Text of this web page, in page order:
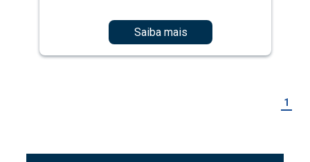
Saiba mais
1